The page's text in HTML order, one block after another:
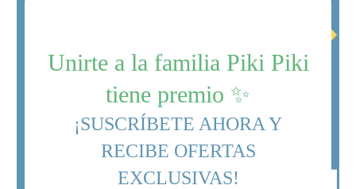
Unirte a la familia Piki Piki
tiene premio ✨
¡SUSCRÍBETE AHORA Y
RECIBE OFERTAS
EXCLUSIVAS!